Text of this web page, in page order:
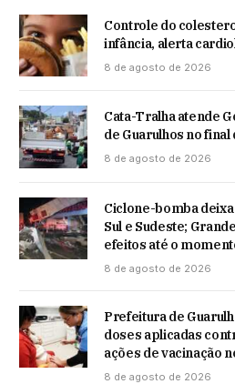
Controle do
infância, alerta
8 de agosto de 2026
Cata-Tralha atende
de Guarulhos no final
8 de agosto de 2026
Ciclone-bomba
Sul e Sudeste;
efeitos até o
8 de agosto de 2026
Prefeitura de
doses aplicadas
ações de vacinação
8 de agosto de 2026